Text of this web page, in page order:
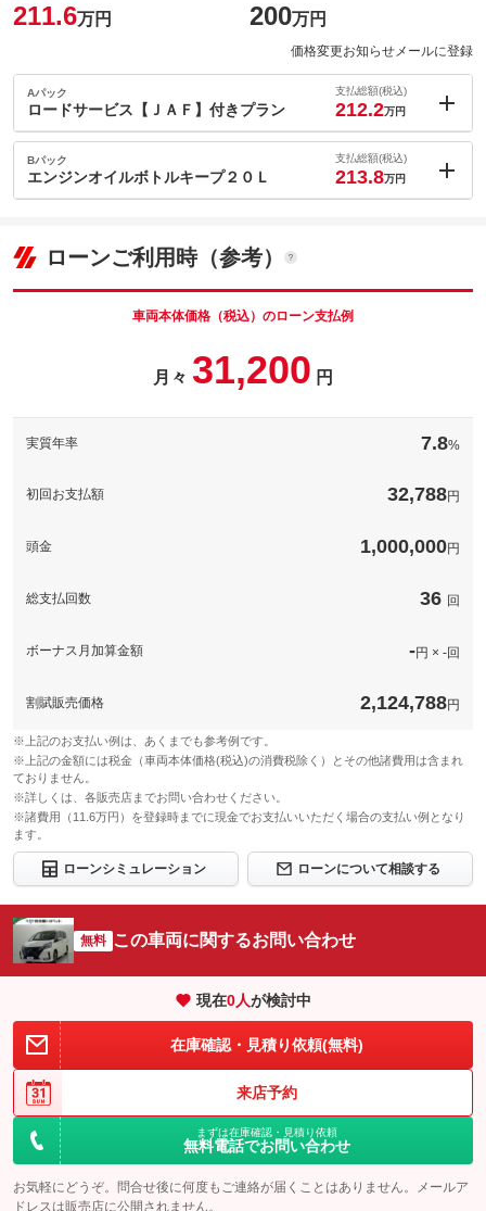
211.6万円 200万円
価格変更お知らせメールに登録
Aパック
ロードサービス【ＪＡＦ】付きプラン
支払総額(税込)
212.2万円
内：オプシ
ョン価格
(税込)
車両本体価
す。旅先や外出先での万が一のトラブルにも対応のロードサービ
スがあなたのカーライフをより安心で快適にしてくれます！
Bパック
エンジンオイルボトルキープ２０Ｌ
支払総額(税込)
213.8万円
車両本体価
200
このパックの見積もり依頼（無料）
ローンご利用時（参考）
車両本体価格（税込）のローン支払例
月々 31,200 円
実質年率 7.8%
初回お支払額 32,788円
頭金 1,000,000円
総支払回数 36 回
ボーナス月加算金額 -円 × -回
割賦販売価格 2,124,788円
※上記のお支払い例は、あくまでも参考例です。
※上記の金額には税金（車両本体価格(税込)の消費税除く）とその他諸費用は含まれ
ておりません。
※詳しくは、各販売店までお問い合わせください。
※諸費用（11.6万円）を登録時までに現金でお支払いいただく場合の支払い例となり
ます。
ローンシミュレーション ローンについて相談する
無料 この車両に関するお問い合わせ
現在0人が検討中
在庫確認・見積り依頼(無料)
来店予約
まずは在庫確認・見積り依頼
無料電話でお問い合わせ
お気軽にどうぞ。問合せ後に何度もご連絡が届くことはありません。メールア
ドレスは販売店に公開されません。